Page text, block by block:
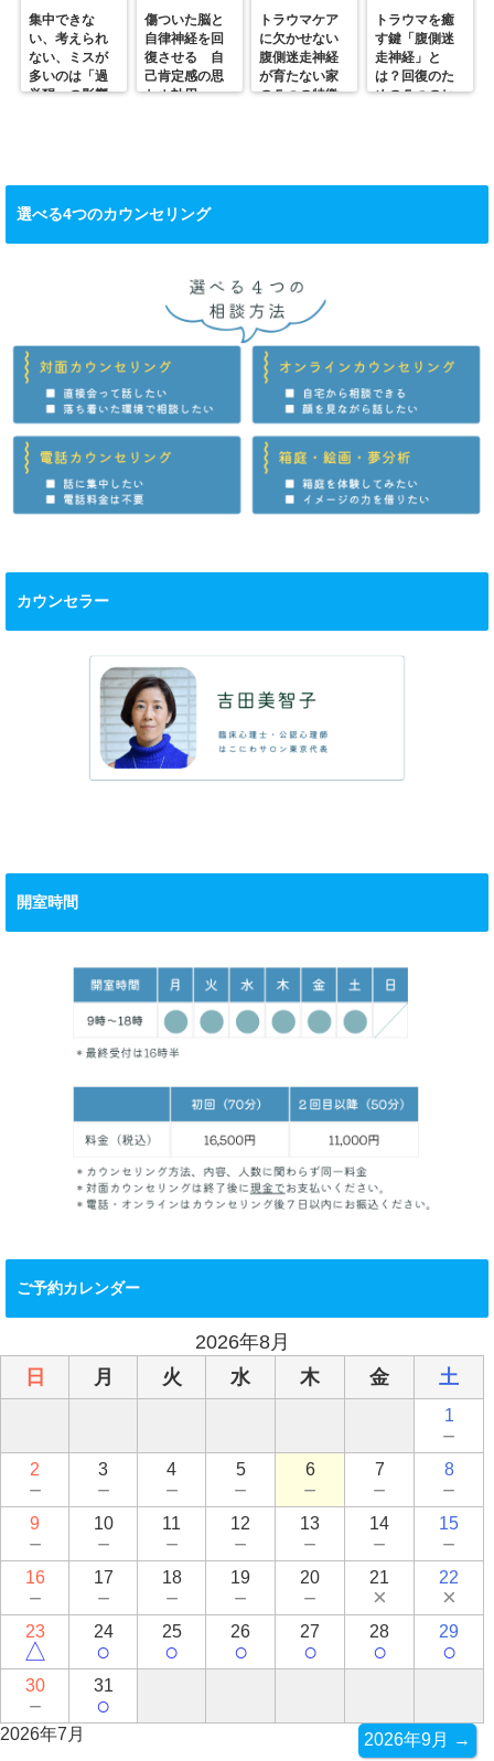
集中できな
い、考えられ
ない、ミスが
多いのは「過
覚醒」の影響
傷ついた脳と
自律神経を回
復させる 自
己肯定感の思
わぬ効用
トラウマケア
に欠かせない
腹側迷走神経
が育たない家
の５つの特徴
トラウマを癒
す鍵「腹側迷
走神経」と
は？回復のた
めの５つのヒ
選べる4つのカウンセリング
カウンセラー
開室時間
ご予約カレンダー
2026年8月
日
月 火 水 木 金 土
1
－
2
－
3
－
4
－
5
－
6
－
7
－
8
－
9
－
10
－
11
－
12
－
13
－
14
－
15
－
16
－
17
－
18
－
19
－
20
－
21
×
22
×
23
△
24
○
25
○
26
○
27
○
28
○
29
○
30
－
31
○
2026年7月 2026年9月 →